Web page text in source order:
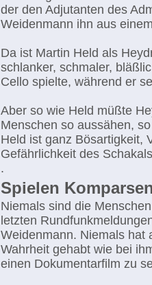
der den Adjutanten des
Weidenmann ihn aus
Da ist Martin Held als
schlanker, schmaler,
Cello spielte, während er
Aber so wie Held müßte
Menschen so aussähen,
Held ist ganz Bösartigkeit,
Gefährlichkeit des
.
Spielen
Niemals sind die
letzten
Weidenmann. Niemals hat
Wahrheit gehabt wie bei
einen Dokumentarfilm zu